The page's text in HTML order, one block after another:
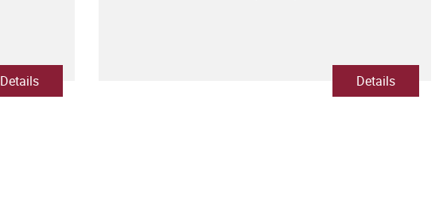
Details Details